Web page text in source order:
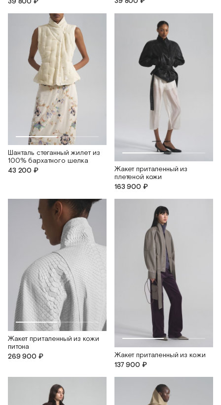
Шанталь cтеганный жилет из
100% бархатного шелка
43 200 ₽
Жакет приталенный из
плетеной кожи
163 900 ₽
Жакет приталенный из кожи
питона
269 900 ₽
Жакет приталенный из кожи
137 900 ₽